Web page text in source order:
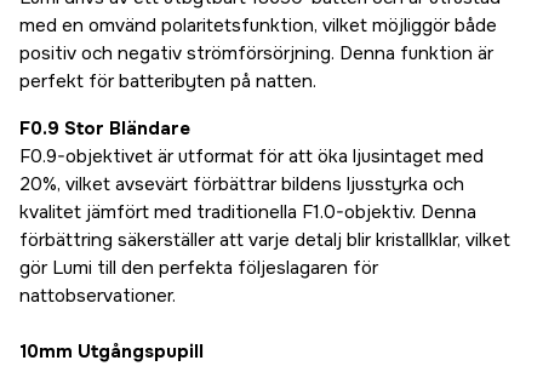
med en omvänd polaritetsfunktion, vilket möjliggör både
positiv och negativ strömförsörjning. Denna funktion är
perfekt för batteribyten på natten.
F0.9 Stor Bländare
F0.9-objektivet är utformat för att öka ljusintaget med
20%, vilket avsevärt förbättrar bildens ljusstyrka och
kvalitet jämfört med traditionella F1.0-objektiv. Denna
förbättring säkerställer att varje detalj blir kristallklar, vilket
gör Lumi till den perfekta följeslagaren för
nattobservationer.
10mm Utgångspupill